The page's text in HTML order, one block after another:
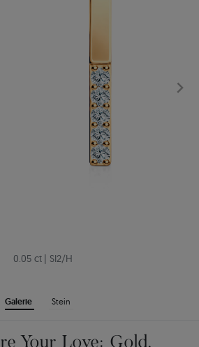
Galerie Stein
0.05 ct | SI2/H
Your Love: Gold,